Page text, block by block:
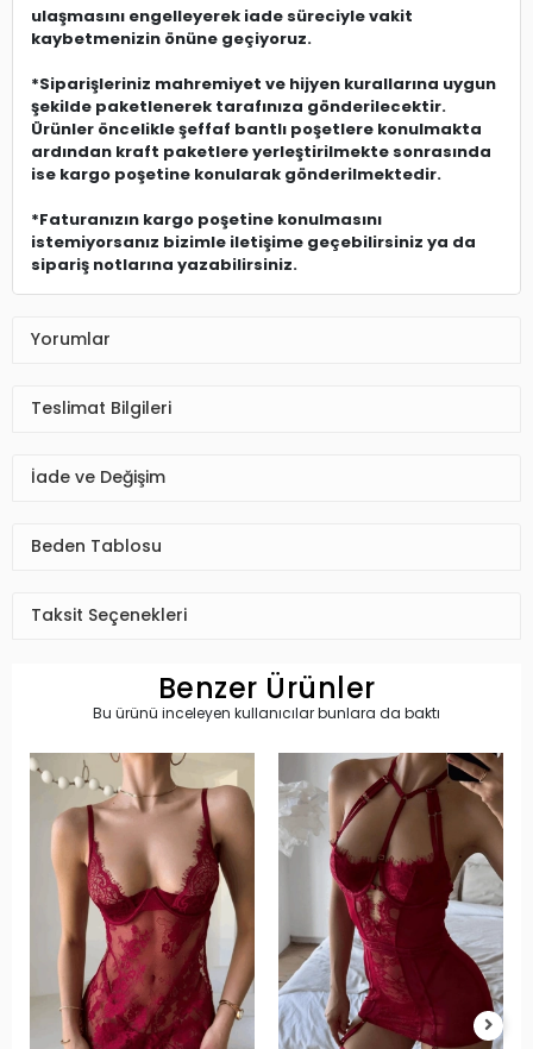
ulaşmasını engelleyerek iade süreciyle vakit
kaybetmenizin önüne geçiyoruz.
*Siparişleriniz mahremiyet ve hijyen kurallarına uygun
şekilde paketlenerek tarafınıza gönderilecektir.
Ürünler öncelikle şeffaf bantlı poşetlere konulmakta
ardından kraft paketlere yerleştirilmekte sonrasında
ise kargo poşetine konularak gönderilmektedir.
*Faturanızın kargo poşetine konulmasını
istemiyorsanız bizimle iletişime geçebilirsiniz ya da
sipariş notlarına yazabilirsiniz.
Yorumlar
Teslimat Bilgileri
İade ve Değişim
Beden Tablosu
Taksit Seçenekleri
Benzer Ürünler
Bu ürünü inceleyen kullanıcılar bunlara da baktı